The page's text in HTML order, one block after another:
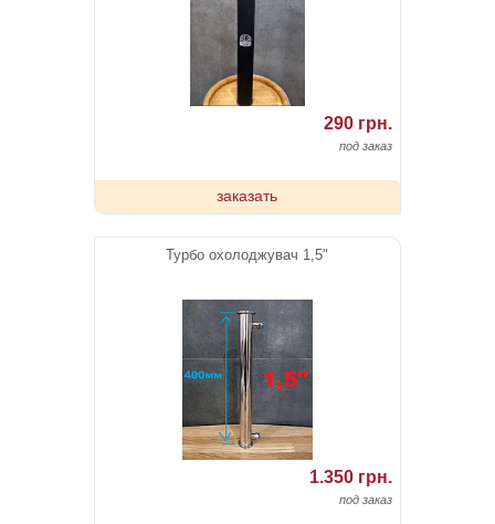
290 грн.
под заказ
заказать
Турбо охолоджувач 1,5"
1.350 грн.
под заказ